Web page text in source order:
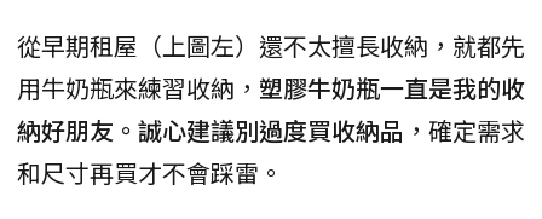
從早期租屋（上圖左）還不太擅長收納，就都先
用牛奶瓶來練習收納， 塑膠牛奶瓶一直是我的收
納好朋友。誠心建議別過度買收納品 ，確定需求
和尺寸再買才不會踩雷。